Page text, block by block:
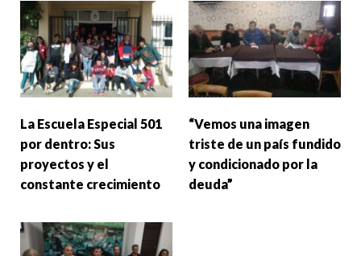
La Escuela Especial 501
por dentro: Sus
proyectos y el
constante crecimiento
“Vemos una imagen
triste de un país fundido
y condicionado por la
deuda”